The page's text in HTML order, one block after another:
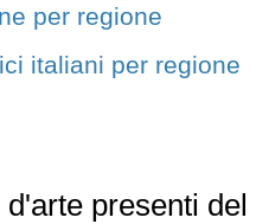
per regione
italiani per regione
presenti del